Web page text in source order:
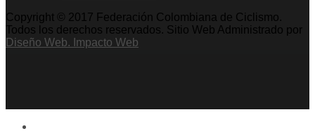
Copyright © 2017 Federación Colombiana de Ciclismo.
Todos los derechos reservados. Sitio Web Administrado por
Diseño Web. Impacto Web